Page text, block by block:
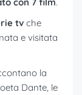
tv che
e visitata
la
Dante, le